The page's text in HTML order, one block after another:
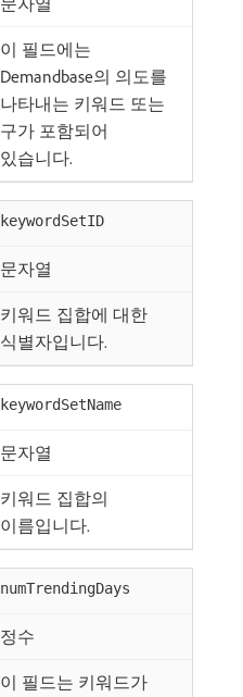
이 필드에는
Demandbase의 의도를
나타내는 키워드 또는
구가 포함되어
있습니다.
keywordSetID
문자열
키워드 집합에 대한
식별자입니다.
keywordSetName
문자열
키워드 집합의
이름입니다.
numTrendingDays
정수
이 필드는 키워드가